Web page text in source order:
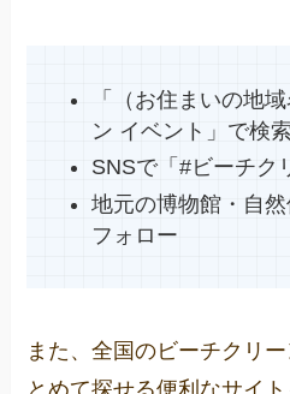
「（お住まいの地
ン イベント」で検索
SNSで「#ビーチク
地元の博物館・自
フォロー
また、全国のビーチクリ
とめて探せる便利なサイト